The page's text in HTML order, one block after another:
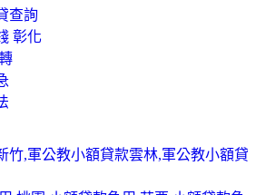
查詢
彰化
竹,軍公教小額貸款雲林,軍公教小額貸